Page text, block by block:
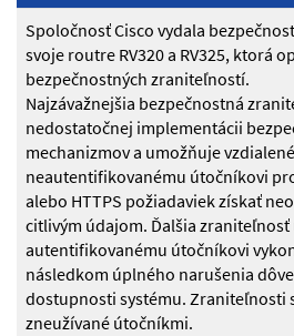
Spoločnosť Cisco vydala
svoje routre RV320 a RV325, ktorá
bezpečnostných zraniteľností.
Najzávažnejšia bezpečnostná
nedostatočnej implementácii
mechanizmov a umožňuje
neautentifikovanému útočníkovi
alebo HTTPS požiadaviek získať
citlivým údajom. Ďalšia
autentifikovanému útočníkovi
následkom úplného narušenia
dostupnosti systému. Zraniteľnosti
zneužívané útočníkmi.